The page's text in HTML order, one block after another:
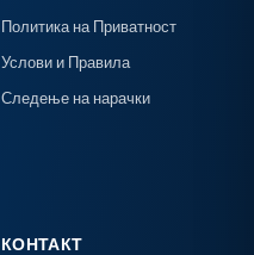
Политика на Приватност
Услови и Правила
Следење на нарачки
КОНТАКТ